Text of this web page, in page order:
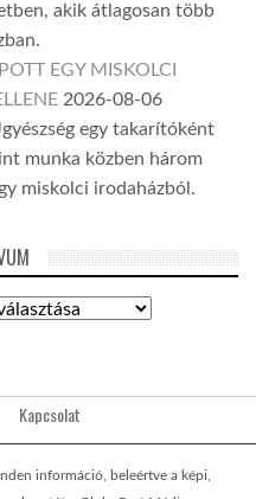
akik átlagosan több
EGY MISKOLCI
2026-08-06
egy takarítóként
munka közben három
miskolci irodaházból.
Kapcsolat
információ, beleértve a képi,